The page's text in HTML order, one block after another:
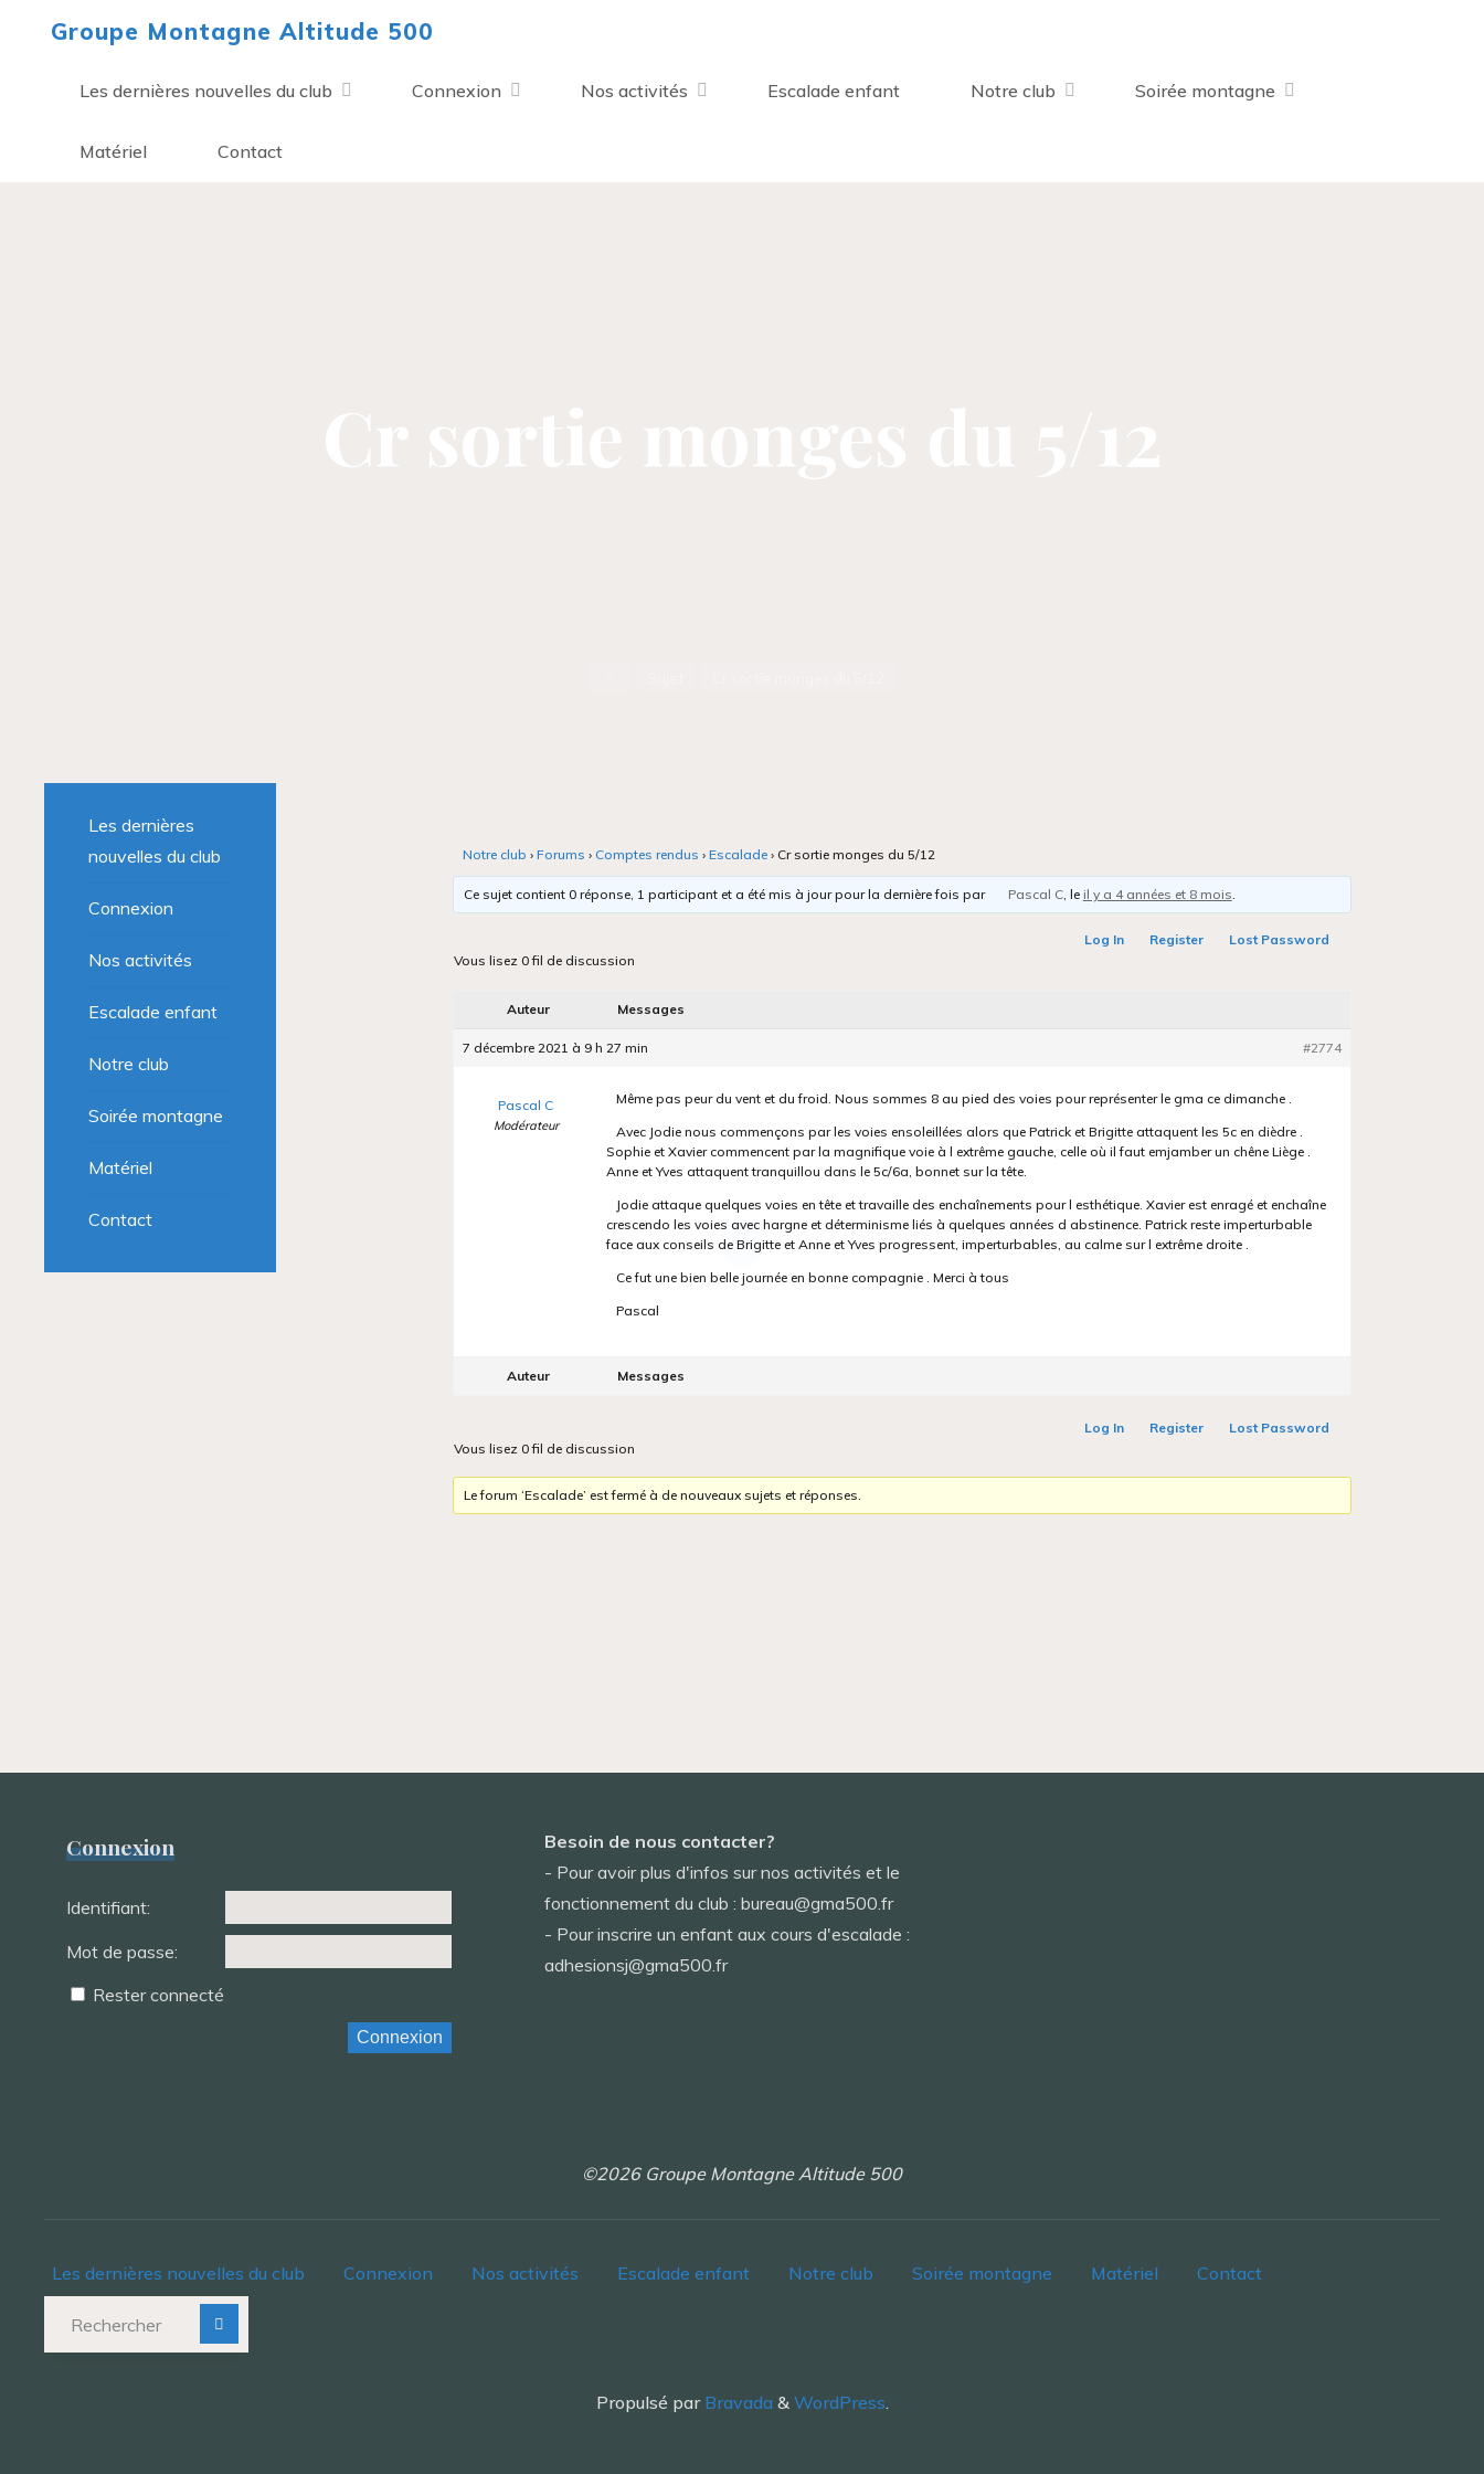
Groupe Montagne Altitude 500
Les dernières nouvelles du club Connexion Nos activités Escalade enfant Notre club Soirée montagne
Matériel Contact
Notre club › Forums › Comptes rendus › Escalade › Cr sortie monges du 5/12
Ce sujet contient 0 réponse, 1 participant et a été mis à jour pour la dernière fois par Pascal C, le il y a 4 années et 8 mois
Log In Register
Lost Password
Vous lisez 0 fil de discussion
Auteur Messages
7 décembre 2021 à 9 h 27 min #2774
Pascal C
Modérateur
Même pas peur du vent et du froid. Nous sommes 8 au pied des voies pour représenter le gma ce dimanche .
Avec Jodie nous commençons par les voies ensoleillées alors que Patrick et Brigitte attaquent les 5c en dièdre .
Sophie et Xavier commencent par la magnifique voie à l extrême gauche, celle où il faut emjamber un chêne Liège .
Anne et Yves attaquent tranquillou dans le 5c/6a, bonnet sur la tête.
Jodie attaque quelques voies en tête et travaille des enchaînements pour l esthétique. Xavier est enragé et enchaîne
crescendo les voies avec hargne et déterminisme liés à quelques années d abstinence. Patrick reste imperturbable
face aux conseils de Brigitte et Anne et Yves progressent, imperturbables, au calme sur l extrême droite .
Ce fut une bien belle journée en bonne compagnie . Merci à tous
Pascal
Auteur Messages
Log In Register
Lost Password
Vous lisez 0 fil de discussion
Le forum ‘Escalade’ est fermé à de nouveaux sujets et réponses.
Les dernières
nouvelles du club
Connexion
Nos activités
Escalade enfant
Notre club
Soirée montagne
Matériel
Contact
Connexion
Identifiant:
Mot de passe:
Rester connecté
Connexion
Besoin de nous contacter?
- Pour avoir plus d'infos sur nos activités et le
fonctionnement du club : bureau@gma500.fr
- Pour inscrire un enfant aux cours d'escalade :
adhesionsj@gma500.fr
©2026 Groupe Montagne Altitude 500
Les dernières nouvelles du club Connexion Nos activités Escalade enfant Notre club Soirée montagne Matériel
Contact
Propulsé parBravada & WordPress.